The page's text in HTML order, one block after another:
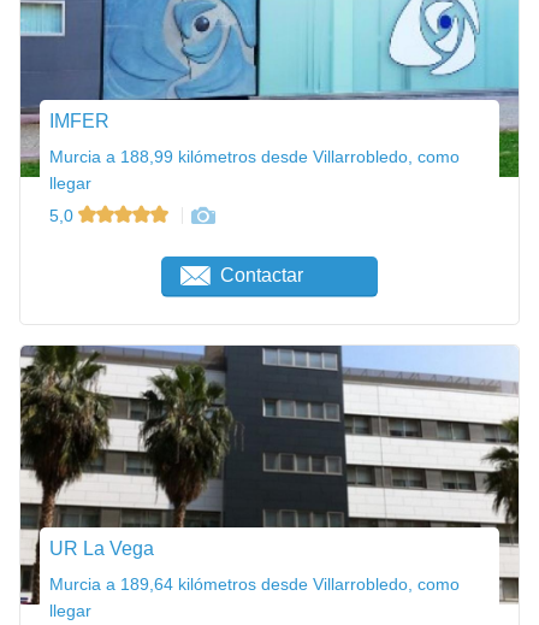
IMFER
Murcia a 188,99 kilómetros desde Villarrobledo, como
llegar
5,0
Contactar
UR La Vega
Murcia a 189,64 kilómetros desde Villarrobledo, como
llegar